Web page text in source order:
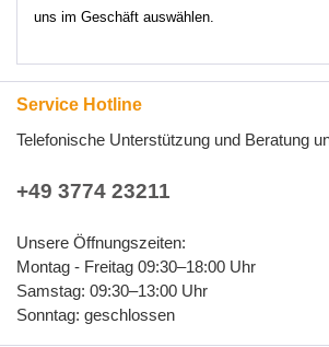
uns im Geschäft auswählen.
Service Hotline
Telefonische Unterstützung und Beratung
+49 3774 23211
Unsere Öffnungszeiten:
Montag - Freitag 09:30–18:00 Uhr
Samstag: 09:30–13:00 Uhr
Sonntag: geschlossen